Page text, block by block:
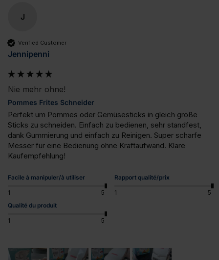
J
Verified Customer
Jennipenni
Nie mehr ohne!
Pommes Frites Schneider
Perfekt um Pommes oder Gemüsesticks in gleich große
Sticks zu schneiden. Einfach zu bedienen, sehr standfest,
dank Gummierung und einfach zu Reinigen. Super scharfe
Messer für eine Bedienung ohne Kraftaufwand. Klare
Kaufempfehlung!
Facile à manipuler/à utiliser
1 5
Rapport qualité/prix
1
5
Qualité du produit
1 5